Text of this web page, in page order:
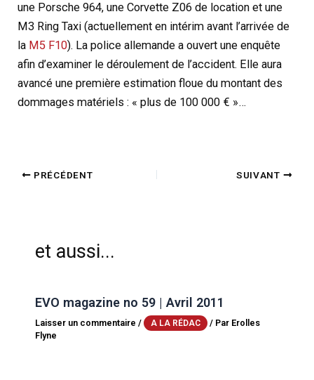
une Porsche 964, une Corvette Z06 de location et une
M3 Ring Taxi (actuellement en intérim avant l’arrivée de
la M5 F10). La police allemande a ouvert une enquête
afin d’examiner le déroulement de l’accident. Elle aura
avancé une première estimation floue du montant des
dommages matériels : « plus de 100 000 € »…
PRÉCÉDENT SUIVANT
et aussi...
EVO magazine no 59 | Avril 2011
Laisser un commentaire / A LA RÉDAC / Par Erolles
Flyne